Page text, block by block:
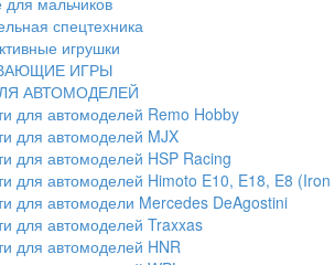
спецтехника
игрушки
ИГРЫ
АВТОМОДЕЛЕЙ
для автомоделей Remo Hobby
для автомоделей MJX
для автомоделей HSP Racing
для автомоделей Himoto E10, E18, E8
для автомодели Mercedes DeAgostini
для автомоделей Traxxas
для автомоделей HNR